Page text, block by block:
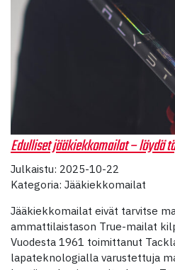
Edulliset jääkiekkomailat – löydä
Julkaistu: 2025-10-22
Kategoria: Jääkiekkomailat
Jääkiekkomailat eivät tarvitse
ammattilaistason True-mailat
Vuodesta 1961 toimittanut
lapateknologialla varustettuja